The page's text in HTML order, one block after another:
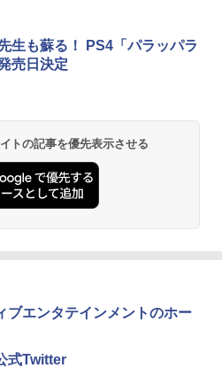
生も蘇る！ PS4「パラッパラ
売日決定
トの記事を優先表示させる
ブエンタテインメントのホー
式Twitter